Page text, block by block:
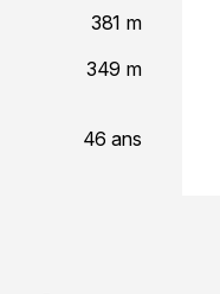
381 m
349 m
46 ans